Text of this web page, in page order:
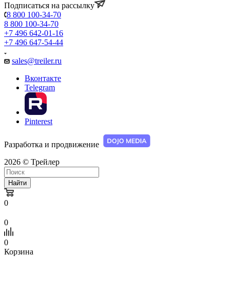
Подписаться на рассылку
8 800 100-34-70
8 800 100-34-70
+7 496 642-01-16
+7 496 647-54-44
sales@treiler.ru
Вконтакте
Telegram
Pinterest
Разработка и продвижение
2026 © Трейлер
Найти
0
0
0
Корзина